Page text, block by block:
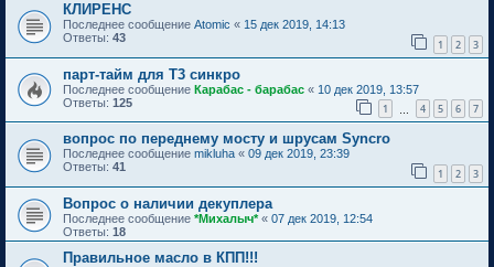
КЛИРЕНС
Последнее сообщение Atomic « 15 дек 2019, 14:13
Ответы: 43 1 2 3
парт-тайм для Т3 синкро
Последнее сообщение Карабас - барабас « 10 дек 2019, 13:57
Ответы: 125 1 4 5 6 7
вопрос по переднему мосту и шрусам Syncro
Последнее сообщение mikluha « 09 дек 2019, 23:39
Ответы: 41 1 2 3
Вопрос о наличии декуплера
Последнее сообщение *Михалыч*« 07 дек 2019, 12:54
Ответы: 18
Правильное масло в КПП!!!